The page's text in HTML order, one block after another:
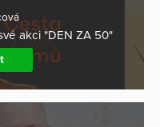
akci "DEN ZA 50"